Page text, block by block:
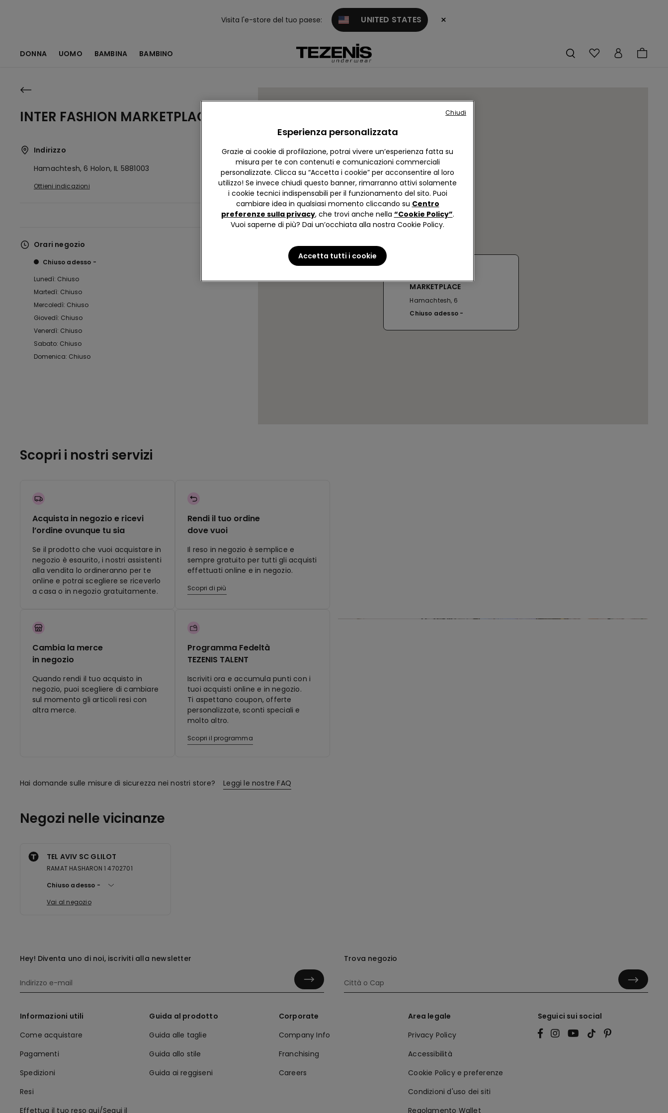
Visita l'e-store del tuo paese: UNITED STATES ×
DONNA UOMO BAMBINA BAMBINO
INTER FASHION MARKETPLACE
Indirizzo
Hamachtesh, 6 Holon, IL 5881003
Ottieni indicazioni
Orari negozio
Chiuso adesso
Lunedì: Chiuso
Martedì: Chiuso
Mercoledì: Chiuso
Giovedì: Chiuso
Venerdì: Chiuso
Sabato: Chiuso
Domenica: Chiuso
MARKETPLACE
Hamachtesh, 6
Chiuso adesso
Scopri i nostri servizi
Acquista in negozio e ricevi
l’ordine ovunque tu sia
Se il prodotto che vuoi acquistare in
negozio è esaurito, i nostri assistenti
alla vendita lo ordineranno per te
online e potrai scegliere se riceverlo
a casa o in negozio gratuitamente.
Rendi il tuo ordine
dove vuoi
Il reso in negozio è semplice e
sempre gratuito per tutti gli acquisti
effettuati online e in negozio.
Scopri di più
Cambia la merce
in negozio
Quando rendi il tuo acquisto in
negozio, puoi scegliere di cambiare
sul momento gli articoli resi con
altra merce.
Programma Fedeltà
TEZENIS TALENT
Iscriviti ora e accumula punti con i
tuoi acquisti online e in negozio.
Ti aspettano coupon, offerte
personalizzate, sconti speciali e
molto altro.
Scopri il programma
Hai domande sulle misure di sicurezza nei nostri store? Leggi le nostre FAQ
Negozi nelle vicinanze
TEL AVIV SC GLILOT
RAMAT HASHARON 1 4702701
Chiuso adesso
Vai al negozio
Hey! Diventa uno di noi, iscriviti alla newsletter Trova negozio
Informazioni utili
Come acquistare
Pagamenti
Spedizioni
Resi
Effettua il tuo reso qui/Segui il
Guida al prodotto
Guida alle taglie
Guida allo stile
Guida ai reggiseni
Corporate
Company Info
Franchising
Careers
Area legale
Privacy Policy
Accessibilità
Cookie Policy e preferenze
Condizioni d'uso dei siti
Regolamento Wallet
Seguici sui social
Esperienza personalizzata
Grazie ai cookie di profilazione, potrai vivere un’esperienza fatta su
misura per te con contenuti e comunicazioni commerciali
personalizzate. Clicca su “Accetta i cookie” per acconsentire al loro
utilizzo! Se invece chiudi questo banner, rimarranno attivi solamente
i cookie tecnici indispensabili per il funzionamento del sito. Puoi
cambiare idea in qualsiasi momento cliccando su Centro
preferenze sulla privacy, che trovi anche nella “Cookie Policy”.
Vuoi saperne di più? Dai un’occhiata alla nostra Cookie Policy.
Accetta tutti i cookie
Chiudi